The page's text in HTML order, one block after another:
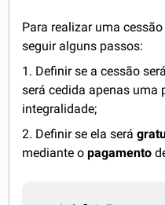
Para realizar uma
seguir alguns passos:
1. Definir se a cessão
será cedida apenas uma
integralidade;
2. Definir se ela será
mediante opagamento